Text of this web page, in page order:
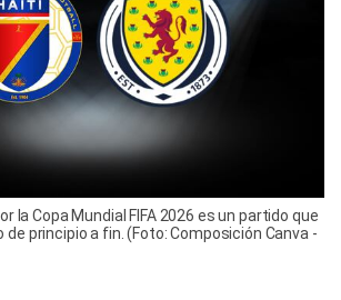
la Copa Mundial FIFA 2026 es un partido que
principio a fin. (Foto: Composición Canva -